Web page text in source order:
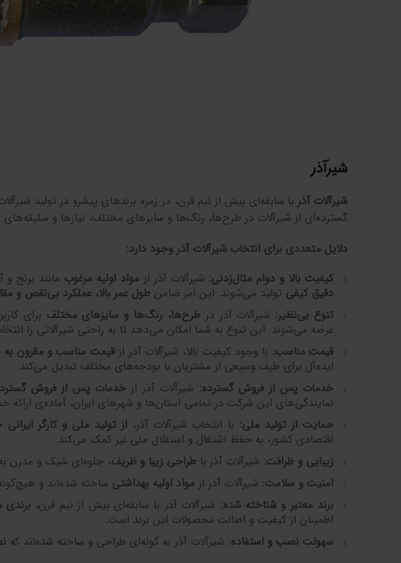
شیرآذر
شیرآلات آذر با سابقه‌ای بیش از نیم قرن، در زمره برندهای پیشرو در تولید
گسترده‌ای از شیرآلات در طرح‌ها، رنگ‌ها و سایزهای مختلف، نیازها و سلیقه‌های
دلایل متعددی برای انتخاب شیرآلات آذر وجود دارد:
کیفیت بالا و دوام مثال‌زدنی: شیرآلات آذر ازمواد اولیه مرغوب مانند برنج و
دقیق کیفی تولید می‌شوند. این امر ضامن طول عمر بالا، عملکرد بی‌نقص و
تنوع بی‌نظیر: شیرآلات آذر درطرح‌ها، رنگ‌ها و سایزهای مختلف برای
عرضه می‌شوند. این تنوع به شما امکان می‌دهد تا به راحتی شیرآلاتی را
قیمت مناسب: با وجود کیفیت بالا، شیرآلات آذر ازقیمت مناسب و مقرون به
ایده‌آل برای طیف وسیعی از مشتریان با بودجه‌های مختلف تبدیل می‌کند.
خدمات پس از فروش گسترده: شیرآلات آذر از خدمات پس از فروش
نمایندگی‌های این شرکت در تمامی استان‌ها و شهرهای ایران، آماده‌ی ارائه
حمایت از تولید ملی: با انتخاب شیرآلات آذر، از تولید ملی و کارگر
اقتصادی کشور، به حفظ اشتغال و استقلال ملی نیز کمک می‌کند.
زیبایی و ظرافت: شیرآلات آذر با طراحی زیبا و ظریف، جلوه‌ای شیک و مدرن
امنیت و سلامت: شیرآلات آذر از مواد اولیه بهداشتی ساخته شده‌اند و
برند معتبر و شناخته شده: شیرآلات آذر با سابقه‌ای بیش از نیم قرن، برندی
اطمینان از کیفیت و اصالت محصولات این برند است.
سهولت نصب و استفاده: شیرآلات آذر به گونه‌ای طراحی و ساخته شده‌اند که